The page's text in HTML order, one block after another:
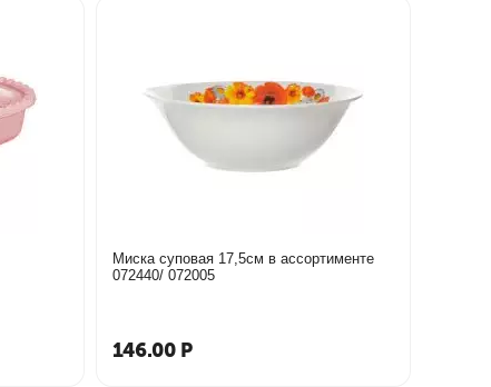
Миска суповая 17,5см в ассортименте
072440/ 072005
146.00 Р